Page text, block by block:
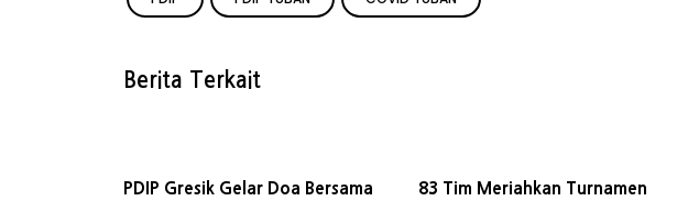
Berita Terkait
PDIP Gresik Gelar Doa Bersama
83 Tim Meriahkan Turnamen